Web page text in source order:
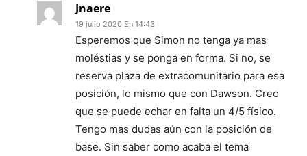
Jnaere
19 julio 2020 En 14:43
Esperemos que Simon no tenga ya mas
moléstias y se ponga en forma. Si no, se
reserva plaza de extracomunitario para esa
posición, lo mismo que con Dawson. Creo
que se puede echar en falta un 4/5 físico.
Tengo mas dudas aún con la posición de
base. Sin saber como acaba el tema